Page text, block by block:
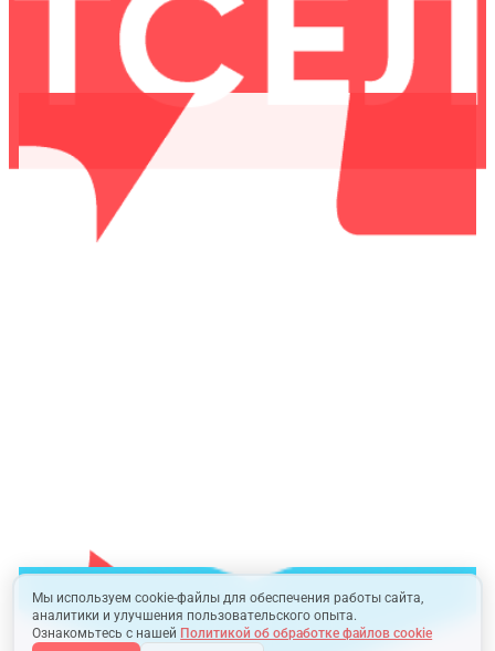
Мы используем cookie-файлы для обеспечения работы сайта,
аналитики и улучшения пользовательского опыта.
Ознакомьтесь с нашей Политикой об обработке файлов cookie